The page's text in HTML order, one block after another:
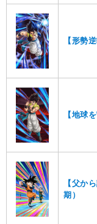
【形勢
【地球
【父か
期）